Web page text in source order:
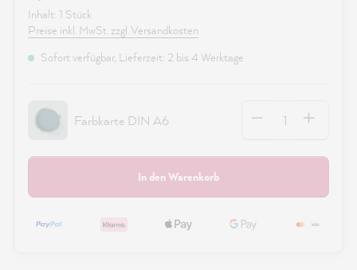
Inhalt: 1 Stück
Preise inkl. MwSt. zzgl. Versandkosten
Sofort verfügbar, Lieferzeit: 2 bis 4 Werktage
Farbkarte DIN A6
In den Warenkorb